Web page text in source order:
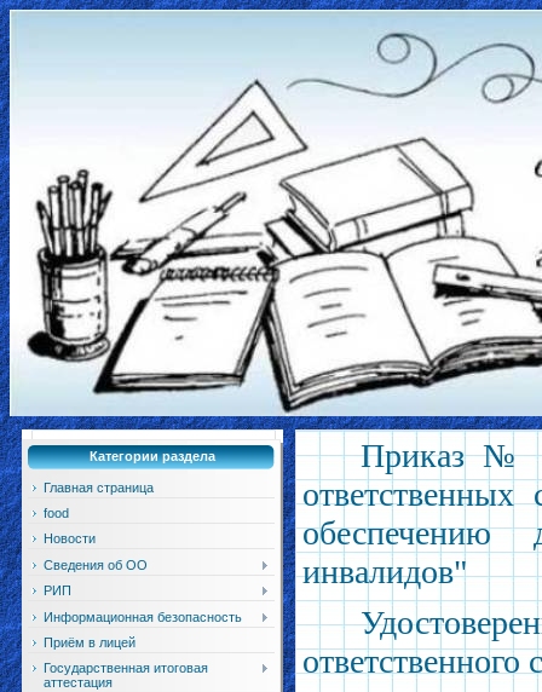
Категории раздела
Главная страница
food
Новости
Сведения об ОО
РИП
Информационная безопасность
Приём в лицей
Государственная итоговая
аттестация
Приказ №
инвалидов"
ответственного